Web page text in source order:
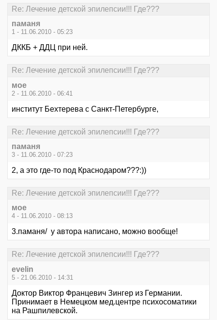
Re: Лечение детской эпилепсии!!! Где???
паманя
1 - 11.06.2010 - 05:23
ДККБ + ДДЦ при ней.
Re: Лечение детской эпилепсии!!! Где???
мое
2 - 11.06.2010 - 06:41
институт Бехтерева с Санкт-Петербурге,
Re: Лечение детской эпилепсии!!! Где???
паманя
3 - 11.06.2010 - 07:23
2, а это где-то под Краснодаром???:))
Re: Лечение детской эпилепсии!!! Где???
мое
4 - 11.06.2010 - 08:13
3.паманя/ у автора написано, можно вообще!
Re: Лечение детской эпилепсии!!! Где???
evelin
5 - 21.06.2010 - 14:31
Доктор Виктор Францевич Зингер из Германии.
Принимает в Немецком мед.центре психосоматики
на Рашпилевской.